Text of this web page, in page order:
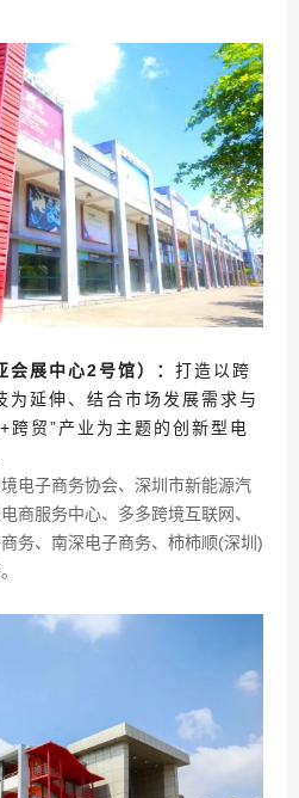
会展中心2号馆） ： 打造以跨
为延伸、结合市场发展需求与
跨贸”产业为主题的创新型电
电子商务协会、深圳市新能源汽
商服务中心、多多跨境互联网、
务、南深电子商务、柿柿顺(深圳)